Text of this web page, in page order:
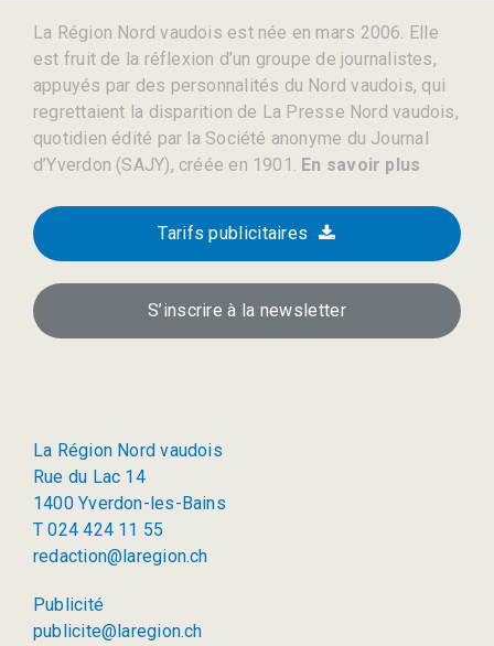
La Région Nord vaudois est née en mars 2006. Elle
est fruit de la réflexion d’un groupe de journalistes,
appuyés par des personnalités du Nord vaudois, qui
regrettaient la disparition de La Presse Nord vaudois,
quotidien édité par la Société anonyme du Journal
d’Yverdon (SAJY), créée en 1901. En savoir plus
Tarifs publicitaires
S’inscrire à la newsletter
La Région Nord vaudois
Rue du Lac 14
1400 Yverdon-les-Bains
T 024 424 11 55
redaction@laregion.ch
Publicité
publicite@laregion.ch